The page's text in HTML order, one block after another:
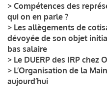
> Compétences des
qui on en parle ?
> Les allègements de
dévoyée de son objet
bas salaire
> Le DUERP des IRP chez
> L’Organisation de la
aujourd’hui